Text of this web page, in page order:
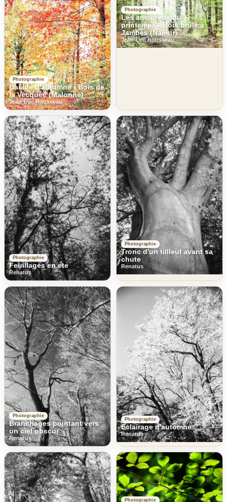
Photographie
Balade d'automne - Bois de
la Vecquée (Malonne)
Jean-Luc Rousseau
Photographie
Les amoureux du
printemps - Bois brûlé à
Jambes (Namur)
Jean-Luc Rousseau
Photographie
Feuillages en ete
Renatus
Photographie
Tronc d'un tillleul avant sa
chute
Renatus
Photographie
Branchages pointant vers
un ciel obscur
Renatus
Photographie
Eclairage d'automne
Renatus
Photographie